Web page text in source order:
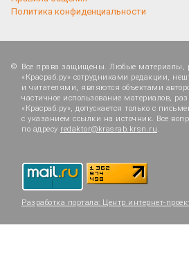
Политика конфиденциальности
Все права защищены. Любые материалы,
«Красраб.ру» сотрудниками редакции,
и читателями, являются объектами
частичное использование материалов,
«Красраб.ру», допускается только с
с указанием ссылки на источник. Все
по адресу redaktor@krasrab.krsn.ru.
Разработка портала: Центр интернет-